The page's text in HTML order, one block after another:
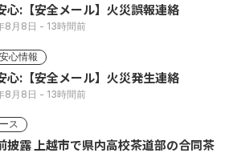
心:【安全メール】火災誤報連絡
8月8日 - 13時間前
心情報
心:【安全メール】火災発生連絡
8月8日 - 13時間前
ス
披露 上越市で県内高校茶道部の合同茶